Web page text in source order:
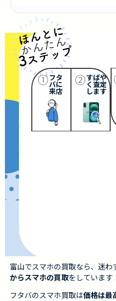
①フタ
バに
来店
②すばや
く査定
します
富山でスマホの買取なら、迷わ
からスマホの買取をしています
フタバのスマホ買取は価格は最